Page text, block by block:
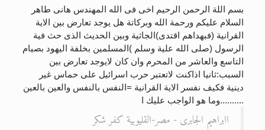
بسم اللة الرحمن الرحيم اخى فى الله المهندس هانى طاهر
السلام عليكم ورحمة الله وبركاتة هل يوجد تعارض بين الاية
القرانية (فبهداهم اقتدى)الجاثية وبين الحديث الذى حث فية
الرسول (صلى الله علية وسلم )المسلمين بخلفة اليهود بصيام
التاسع والعاشر من المحرم وان كان لايوجد تعارض بين
السبب:ثانيا اذاكنت لاتعتبر حرب اسرائيل على حماس غير
دينية فكيف نفسر الاية القرانية =النفس بالنفس والعين بالعين
..........وما هو الواجب عليك ا
اابراهيم الجابرى - مصر-القليوبية كفر شكر